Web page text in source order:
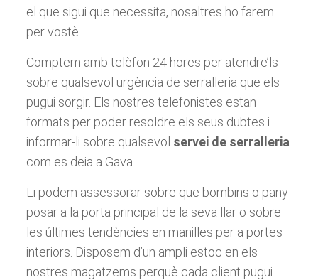
el que sigui que necessita, nosaltres ho farem
per vostè.
Comptem amb telèfon 24 hores per atendre’ls
sobre qualsevol urgència de serralleria que els
pugui sorgir. Els nostres telefonistes estan
formats per poder resoldre els seus dubtes i
informar-li sobre qualsevol servei de serralleria
com es deia a Gava.
Li podem assessorar sobre que bombins o pany
posar a la porta principal de la seva llar o sobre
les últimes tendències en manilles per a portes
interiors. Disposem d’un ampli estoc en els
nostres magatzems perquè cada client pugui